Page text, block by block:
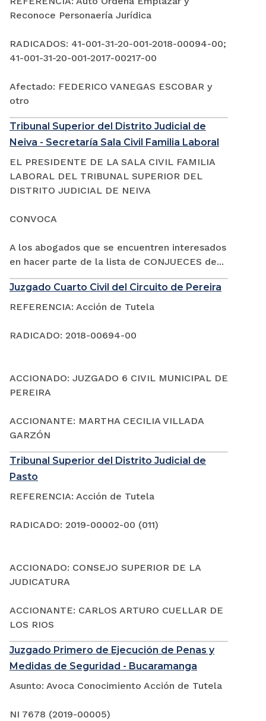
Reconoce Personaería Jurídica
RADICADOS: 41-001-31-20-001-2018-00094-00;
41-001-31-20-001-2017-00217-00
Afectado: FEDERICO VANEGAS ESCOBAR y
otro
Tribunal Superior del Distrito Judicial de
Neiva - Secretaría Sala Civil Familia Laboral
EL PRESIDENTE DE LA SALA CIVIL FAMILIA
LABORAL DEL TRIBUNAL SUPERIOR DEL
DISTRITO JUDICIAL DE NEIVA
CONVOCA
A los abogados que se encuentren interesados
en hacer parte de la lista de CONJUECES de...
Juzgado Cuarto Civil del Circuito de Pereira
REFERENCIA: Acción de Tutela
RADICADO: 2018-00694-00
ACCIONADO: JUZGADO 6 CIVIL MUNICIPAL DE
PEREIRA
ACCIONANTE: MARTHA CECILIA VILLADA
GARZÓN
Tribunal Superior del Distrito Judicial de
Pasto
REFERENCIA: Acción de Tutela
RADICADO: 2019-00002-00 (011)
ACCIONADO: CONSEJO SUPERIOR DE LA
JUDICATURA
ACCIONANTE: CARLOS ARTURO CUELLAR DE
LOS RIOS
Juzgado Primero de Ejecución de Penas y
Medidas de Seguridad - Bucaramanga
Asunto: Avoca Conocimiento Acción de Tutela
NI 7678 (2019-00005)